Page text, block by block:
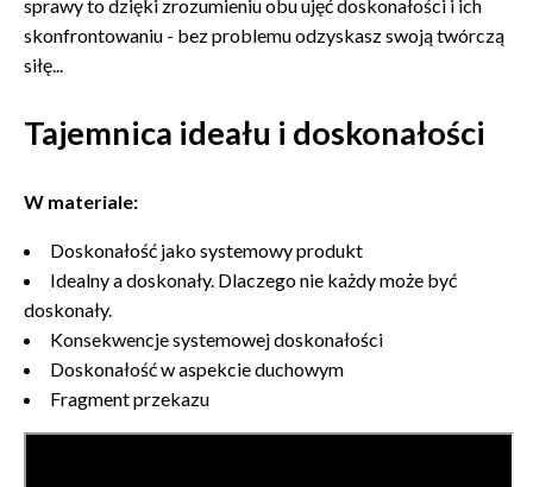
sprawy to dzięki zrozumieniu obu ujęć doskonałości i ich
skonfrontowaniu - bez problemu odzyskasz swoją twórczą
siłę...
Tajemnica ideału i doskonałości
W materiale:
Doskonałość jako systemowy produkt
Idealny a doskonały. Dlaczego nie każdy może być
doskonały.
Konsekwencje systemowej doskonałości
Doskonałość w aspekcie duchowym
Fragment przekazu